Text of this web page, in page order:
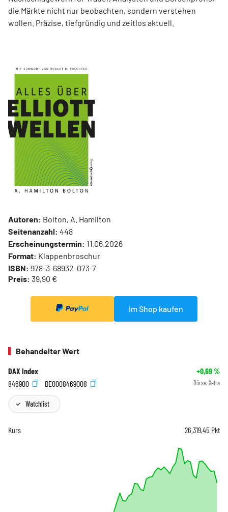
die Märkte nicht nur beobachten, sondern verstehen
wollen. Präzise, tiefgründig und zeitlos aktuell.
Autoren: Bolton, A. Hamilton
Seitenanzahl: 448
Erscheinungstermin: 11.06.2026
Format: Klappenbroschur
ISBN: 978-3-68932-073-7
Preis: 39,90 €
Im Shop kaufen
Behandelter Wert
DAX Index +0,69%
846900
DE0008469008 Börse: Xetra
Watchlist
Kurs 26.319,45 Pkt